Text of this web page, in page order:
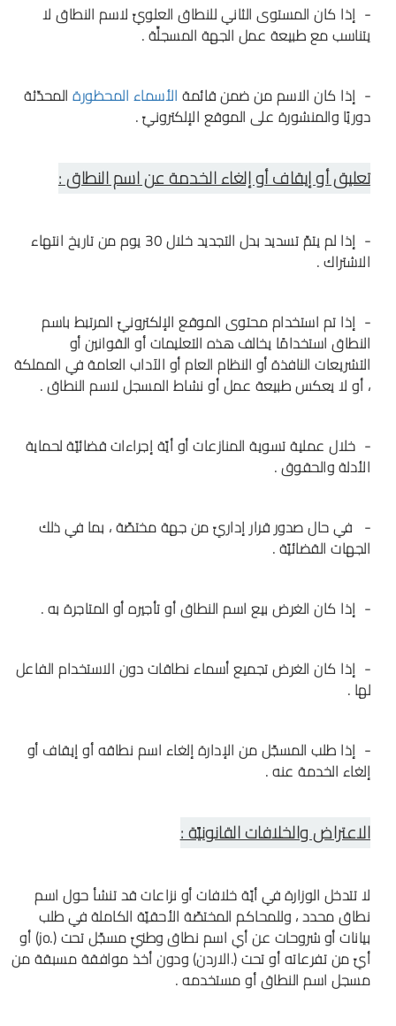
- إذا كان المستوى الثاني للنطاق العلويّ لاسم النطاق لا
يتناسب مع طبيعة عمل الجهة المسجلِّة .
- إذا كان الاسم من ضمن قائمة الأسماء المحظورة المحدّثة
دوريًا والمنشورة على الموقع الإلكترونيّ .
تعليق أو إيقاف أو إلغاء الخدمة عن اسم النطاق :
- إذا لم يتمّ تسديد بدل التجديد خلال 30 يوم من تاريخ انتهاء
الاشتراك .
- إذا تم استخدام محتوى الموقع الإلكترونيّ المرتبط باسم
النطاق استخدامًا يخالف هذه التعليمات أو القوانين أو
التشريعات النافذة أو النظام العام أو الآداب العامة في المملكة
، أو لا يعكس طبيعة عمل أو نشاط المسجل لاسم النطاق .
- خلال عملية تسوية المنازعات أو أيّة إجراءات قضائيّة لحماية
الأدلة والحقوق .
- في حال صدور قرار إداريّ من جهة مختصّة ، بما في ذلك
الجهات القضائيّة .
- إذا كان الغرض بيع اسم النطاق أو تأجيره أو المتاجرة به .
- إذا كان الغرض تجميع أسماء نطاقات دون الاستخدام الفاعل
لها .
- إذا طلب المسجّل من الإدارة إلغاء اسم نطاقه أو إيقاف أو
إلغاء الخدمة عنه .
الاعتراض والخلافات القانونيّة :
لا تتدخل الوزارة في أيّة خلافات أو نزاعات قد تنشأ حول اسم
نطاق محدد ، وللمحاكم المختصّة الأحقيّة الكاملة في طلب
بيانات أو شروحات عن أي اسم نطاق وطنيّ مسجّل تحت (.jo) أو
أيّ من تفرعاته أو تحت (.الاردن) ودون أخذ موافقة مسبقة من
مسجل اسم النطاق أو مستخدمه .